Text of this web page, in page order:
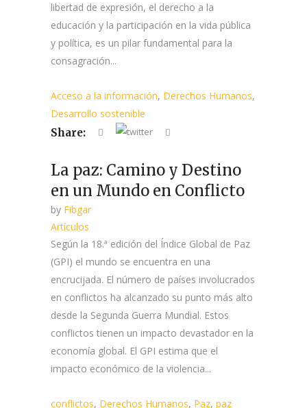
libertad de expresión, el derecho a la
educación y la participación en la vida pública
y política, es un pilar fundamental para la
consagración...
Acceso a la información, Derechos Humanos,
Desarrollo sostenible
Share:
La paz: Camino y Destino
en un Mundo en Conflicto
by Fibgar
Artículos
Según la 18.ª edición del Índice Global de Paz
(GPI) el mundo se encuentra en una
encrucijada. El número de países involucrados
en conflictos ha alcanzado su punto más alto
desde la Segunda Guerra Mundial. Estos
conflictos tienen un impacto devastador en la
economía global. El GPI estima que el
impacto económico de la violencia...
conflictos, Derechos Humanos, Paz, paz